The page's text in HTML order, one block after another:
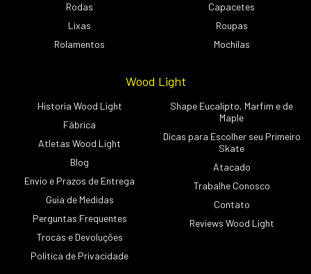
Rodas
Lixas
Rolamentos
Capacetes
Roupas
Mochilas
Wood Light
Historia Wood Light
Fábrica
Atletas Wood Light
Blog
Envio e Prazos de Entrega
Guia de Medidas
Perguntas Frequentes
Trocas e Devoluções
Política de Privacidade
Shape Eucalipto, Marfim e de
Maple
Dicas para Escolher seu Primeiro
Skate
Atacado
Trabalhe Conosco
Contato
Reviews Wood Light